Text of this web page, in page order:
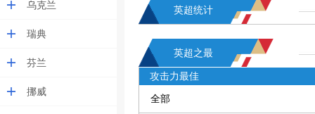
乌克兰
瑞典
芬兰
挪威
英超统计
英超之最
攻击力最佳
全部